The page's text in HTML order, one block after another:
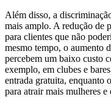
Além disso, a
mais amplo. A redução de
para clientes que não
mesmo tempo, o aumento
percebem um baixo custo
exemplo, em clubes e
entrada gratuita, enquanto
para atrair mais mulheres